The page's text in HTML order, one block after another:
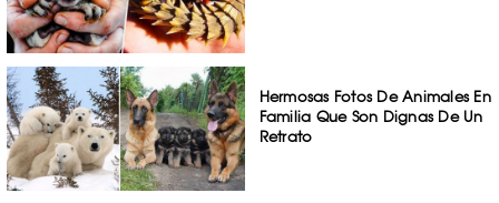
Hermosas Fotos De Animales En
Familia Que Son Dignas De Un
Retrato